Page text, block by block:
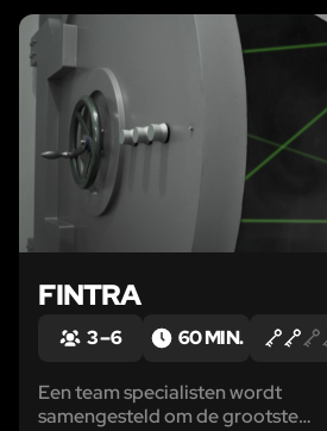
FINTRA
3 – 6 60 MIN.
Een team specialisten wordt
samengesteld om de grootste